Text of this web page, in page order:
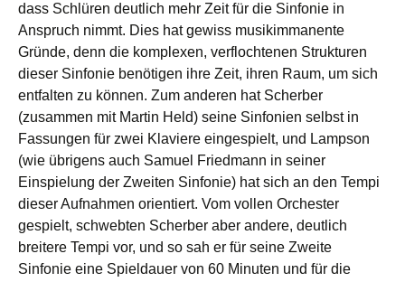
dass Schlüren deutlich mehr Zeit für die Sinfonie in
Anspruch nimmt. Dies hat gewiss musikimmanente
Gründe, denn die komplexen, verflochtenen Strukturen
dieser Sinfonie benötigen ihre Zeit, ihren Raum, um sich
entfalten zu können. Zum anderen hat Scherber
(zusammen mit Martin Held) seine Sinfonien selbst in
Fassungen für zwei Klaviere eingespielt, und Lampson
(wie übrigens auch Samuel Friedmann in seiner
Einspielung der Zweiten Sinfonie) hat sich an den Tempi
dieser Aufnahmen orientiert. Vom vollen Orchester
gespielt, schwebten Scherber aber andere, deutlich
breitere Tempi vor, und so sah er für seine Zweite
Sinfonie eine Spieldauer von 60 Minuten und für die